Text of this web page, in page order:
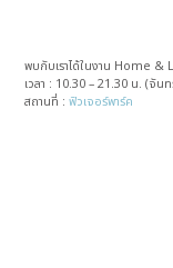
พบกับเราได้ในงาน Home &
เวลา : 10.30 – 21.30 น. (จัน
สถานที่ :ฟิวเจอร์พาร์ค